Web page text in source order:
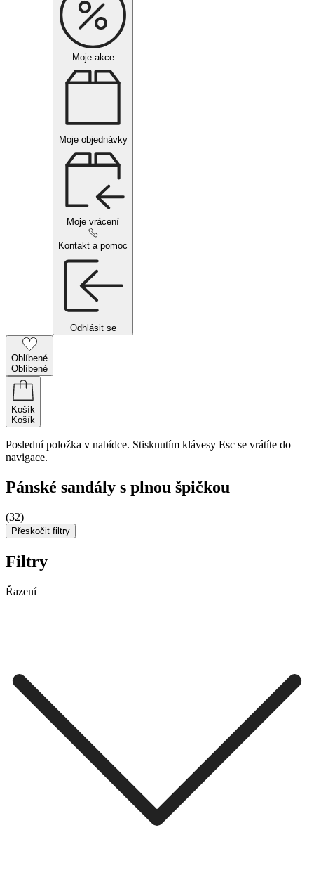
Moje akce
Moje objednávky
Moje vrácení
Kontakt a pomoc
Odhlásit se
Oblíbené
Oblíbené
Košík
Košík
Poslední položka v nabídce. Stisknutím klávesy Esc se vrátíte do
navigace.
Pánské sandály s plnou špičkou
(32)
Přeskočit filtry
Filtry
Řazení